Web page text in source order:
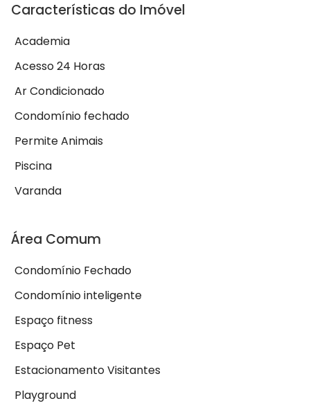
Características do Imóvel
Academia
Acesso 24 Horas
Ar Condicionado
Condomínio fechado
Permite Animais
Piscina
Varanda
Área Comum
Condomínio Fechado
Condomínio inteligente
Espaço fitness
Espaço Pet
Estacionamento Visitantes
Playground